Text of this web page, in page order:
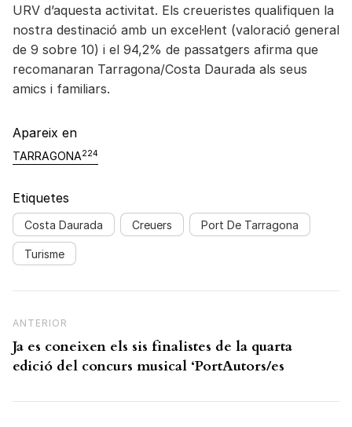
URV d’aquesta activitat. Els creueristes qualifiquen la
nostra destinació amb un excel·lent (valoració general
de 9 sobre 10) i el 94,2% de passatgers afirma que
recomanaran Tarragona/Costa Daurada als seus
amics i familiars.
Apareix en
TARRAGONA224
Etiquetes
Costa Daurada Creuers Port De Tarragona
Turisme
Previous Post
ANTERIOR
Ja es coneixen els sis finalistes de la quarta
edició del concurs musical ‘PortAutors/es